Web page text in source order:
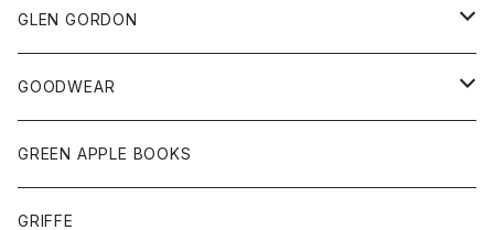
ネクタイ
チーフ
トップス
シャツ
タンクトップ
ボトム
ショートパンツ
スカート
レディース
スカート
サンダル
トップス
Tシャツ
GLEN GORDON
グッズ
手袋
GOODWEAR
トップス
Tシャツ
GREEN APPLE BOOKS
GRIFFE